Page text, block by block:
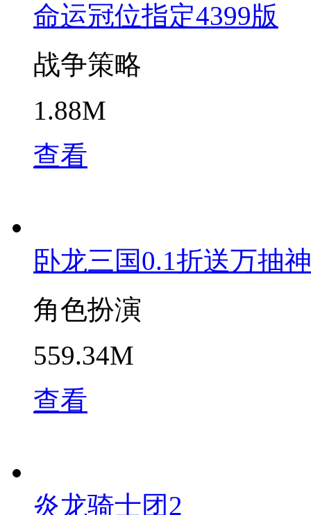
命运冠位指定4399版
战争策略
1.88M
查看
卧龙三国0.1折送万抽
角色扮演
559.34M
查看
炎龙骑士团2